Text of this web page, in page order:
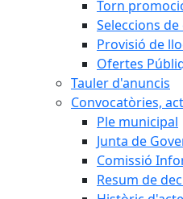
Torn
Seleccions
Provisió de
Ofertes
Tauler d'anuncis
Convocatòries,
Ple municipal
Junta de
Comissió
Resum de